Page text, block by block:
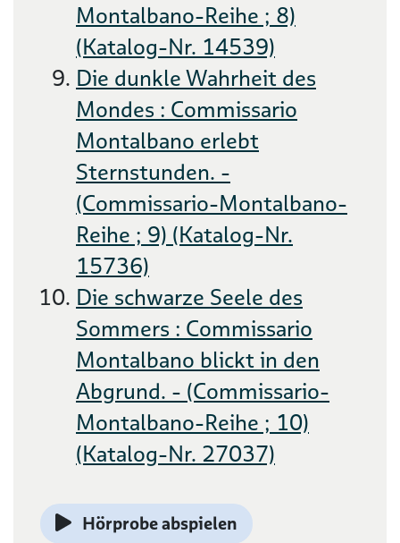
Montalbano-Reihe ; 8)
(Katalog-Nr. 14539)
Die dunkle Wahrheit des
Mondes : Commissario
Montalbano erlebt
Sternstunden. -
(Commissario-Montalbano-
Reihe ; 9) (Katalog-Nr.
15736)
Die schwarze Seele des
Sommers : Commissario
Montalbano blickt in den
Abgrund. - (Commissario-
Montalbano-Reihe ; 10)
(Katalog-Nr. 27037)
Hörprobe abspielen